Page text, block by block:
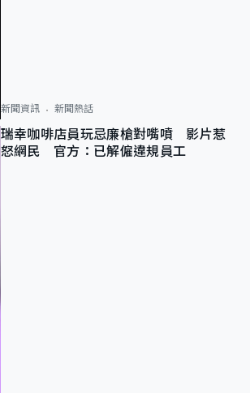
新聞資訊 新聞熱話
瑞幸咖啡店員玩忌廉槍對嘴噴 影片惹
怒網民 官方：已解僱違規員工